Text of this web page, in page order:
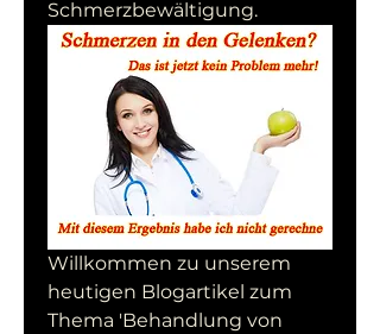
Schmerzbewältigung.
Willkommen zu unserem
heutigen Blogartikel zum
Thema 'Behandlung von